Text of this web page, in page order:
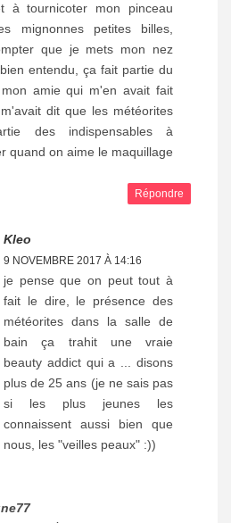
à tournicoter mon pinceau
mignonnes petites billes,
que je mets mon nez
entendu, ça fait partie du
amie qui m'en avait fait
dit que les météorites
des indispensables à
quand on aime le maquillage
Répondre
Kleo
9 NOVEMBRE 2017 À 14:16
je pense que on peut tout à
fait le dire, le présence des
météorites dans la salle de
bain ça trahit une vraie
beauty addict qui a ... disons
plus de 25 ans (je ne sais pas
si les plus jeunes les
connaissent aussi bien que
nous, les "veilles peaux" :))